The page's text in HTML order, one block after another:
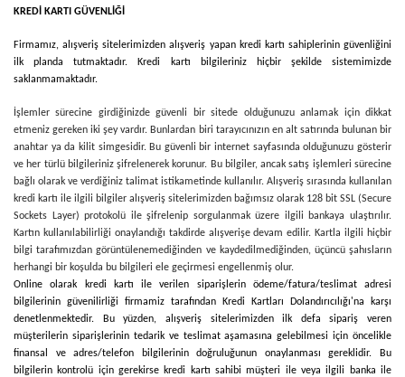
KREDİ KARTI GÜVENLİĞİ
Firmamız, alışveriş sitelerimizden alışveriş yapan kredi kartı sahiplerinin güvenliğini
ilk planda tutmaktadır. Kredi kartı bilgileriniz hiçbir şekilde sistemimizde
saklanmamaktadır.
İşlemler sürecine girdiğinizde güvenli bir sitede olduğunuzu anlamak için dikkat
etmeniz gereken iki şey vardır. Bunlardan biri tarayıcınızın en alt satırında bulunan bir
anahtar ya da kilit simgesidir. Bu güvenli bir internet sayfasında olduğunuzu gösterir
ve her türlü bilgileriniz şifrelenerek korunur. Bu bilgiler, ancak satış işlemleri sürecine
bağlı olarak ve verdiğiniz talimat istikametinde kullanılır. Alışveriş sırasında kullanılan
kredi kartı ile ilgili bilgiler alışveriş sitelerimizden bağımsız olarak 128 bit SSL (Secure
Sockets Layer) protokolü ile şifrelenip sorgulanmak üzere ilgili bankaya ulaştırılır.
Kartın kullanılabilirliği onaylandığı takdirde alışverişe devam edilir. Kartla ilgili hiçbir
bilgi tarafımızdan görüntülenemediğinden ve kaydedilmediğinden, üçüncü şahısların
herhangi bir koşulda bu bilgileri ele geçirmesi engellenmiş olur.
Online olarak kredi kartı ile verilen siparişlerin ödeme/fatura/teslimat adresi
bilgilerinin güvenilirliği firmamiz tarafından Kredi Kartları Dolandırıcılığı'na karşı
denetlenmektedir. Bu yüzden, alışveriş sitelerimizden ilk defa sipariş veren
müşterilerin siparişlerinin tedarik ve teslimat aşamasına gelebilmesi için öncelikle
finansal ve adres/telefon bilgilerinin doğruluğunun onaylanması gereklidir. Bu
bilgilerin kontrolü için gerekirse kredi kartı sahibi müşteri ile veya ilgili banka ile